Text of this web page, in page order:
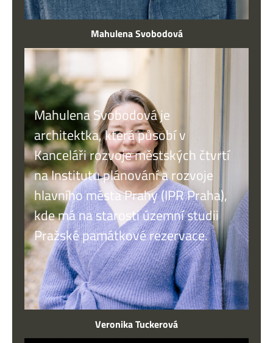
Mahulena Svobodová
Mahulena Svobodová je
architektka, která působí v
Kanceláři rozvoje městských čtvrtí
na Institutu plánování a rozvoje
hlavního města Prahy (IPR Praha),
kde má na starosti územní studii
Pražské památkové rezervace.
Veronika Tuckerová